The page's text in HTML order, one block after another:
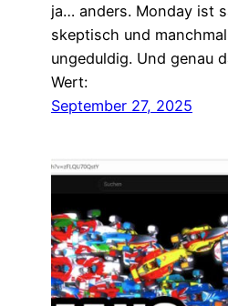
ja… anders. Monday ist
skeptisch und
ungeduldig. Und genau
Wert:
September 27, 2025